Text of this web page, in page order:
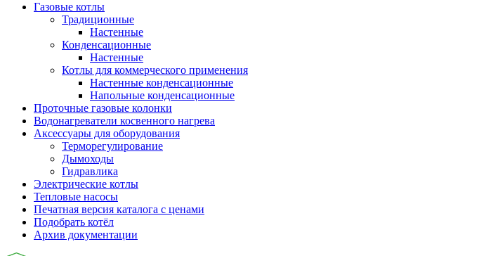
Газовые котлы
Традиционные
Настенные
Конденсационные
Настенные
Котлы для коммерческого применения
Настенные конденсационные
Напольные конденсационные
Проточные газовые колонки
Водонагреватели косвенного нагрева
Аксессуары для оборудования
Терморегулирование
Дымоходы
Гидравлика
Электрические котлы
Тепловые насосы
Печатная версия каталога с ценами
Подобрать котёл
Архив документации